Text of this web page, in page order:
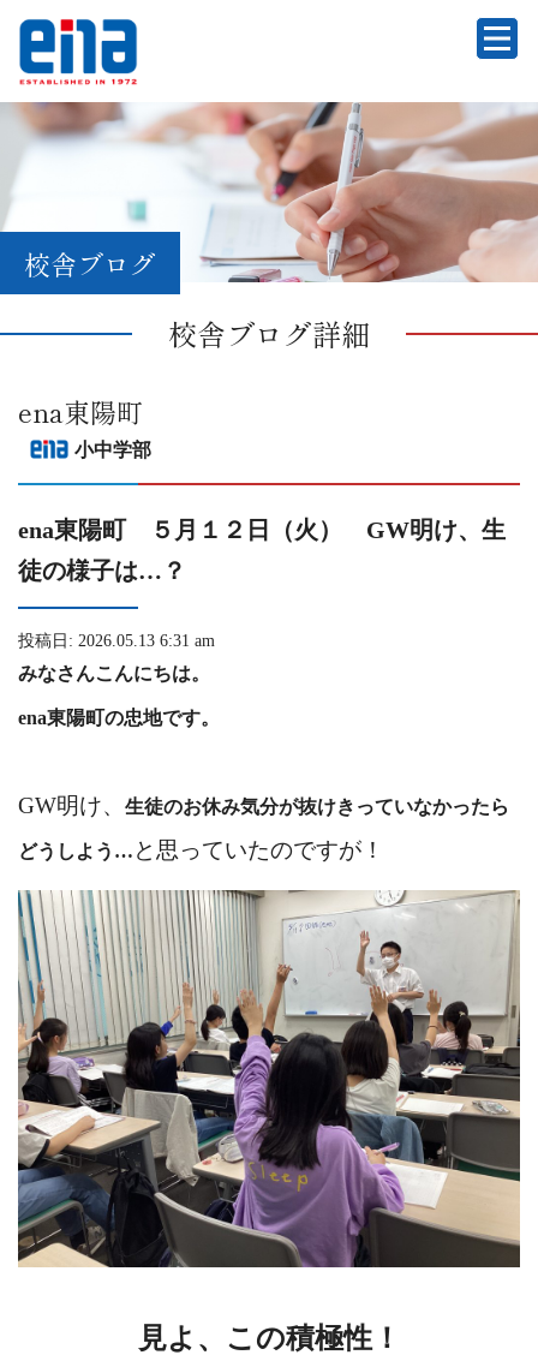
校舎ブログ
校舎ブログ詳細
ena東陽町
小中学部
ena東陽町 ５月１２日（火） GW明け、生
徒の様子は…？
投稿日: 2026.05.13 6:31 am
みなさんこんにちは。
ena東陽町の忠地です。
GW明け、 生徒のお休み気分が抜けきっていなかったら
どうしよう… と思っていたのですが！
見よ、この積極性！